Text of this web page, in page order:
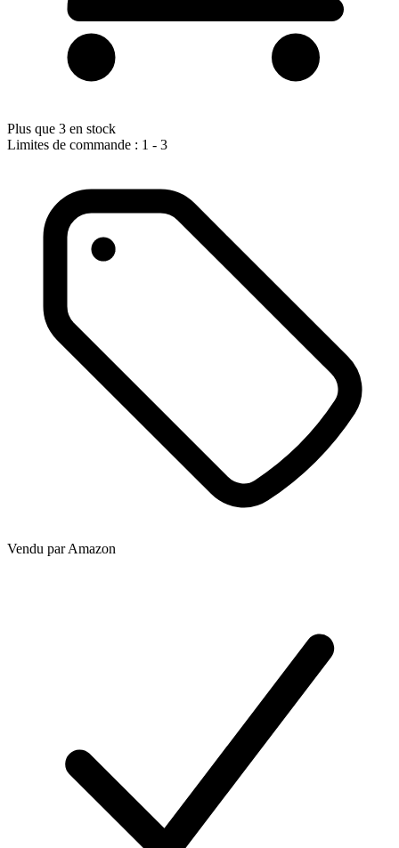
Plus que 3 en stock
Limites de commande : 1 - 3
Vendu parAmazon